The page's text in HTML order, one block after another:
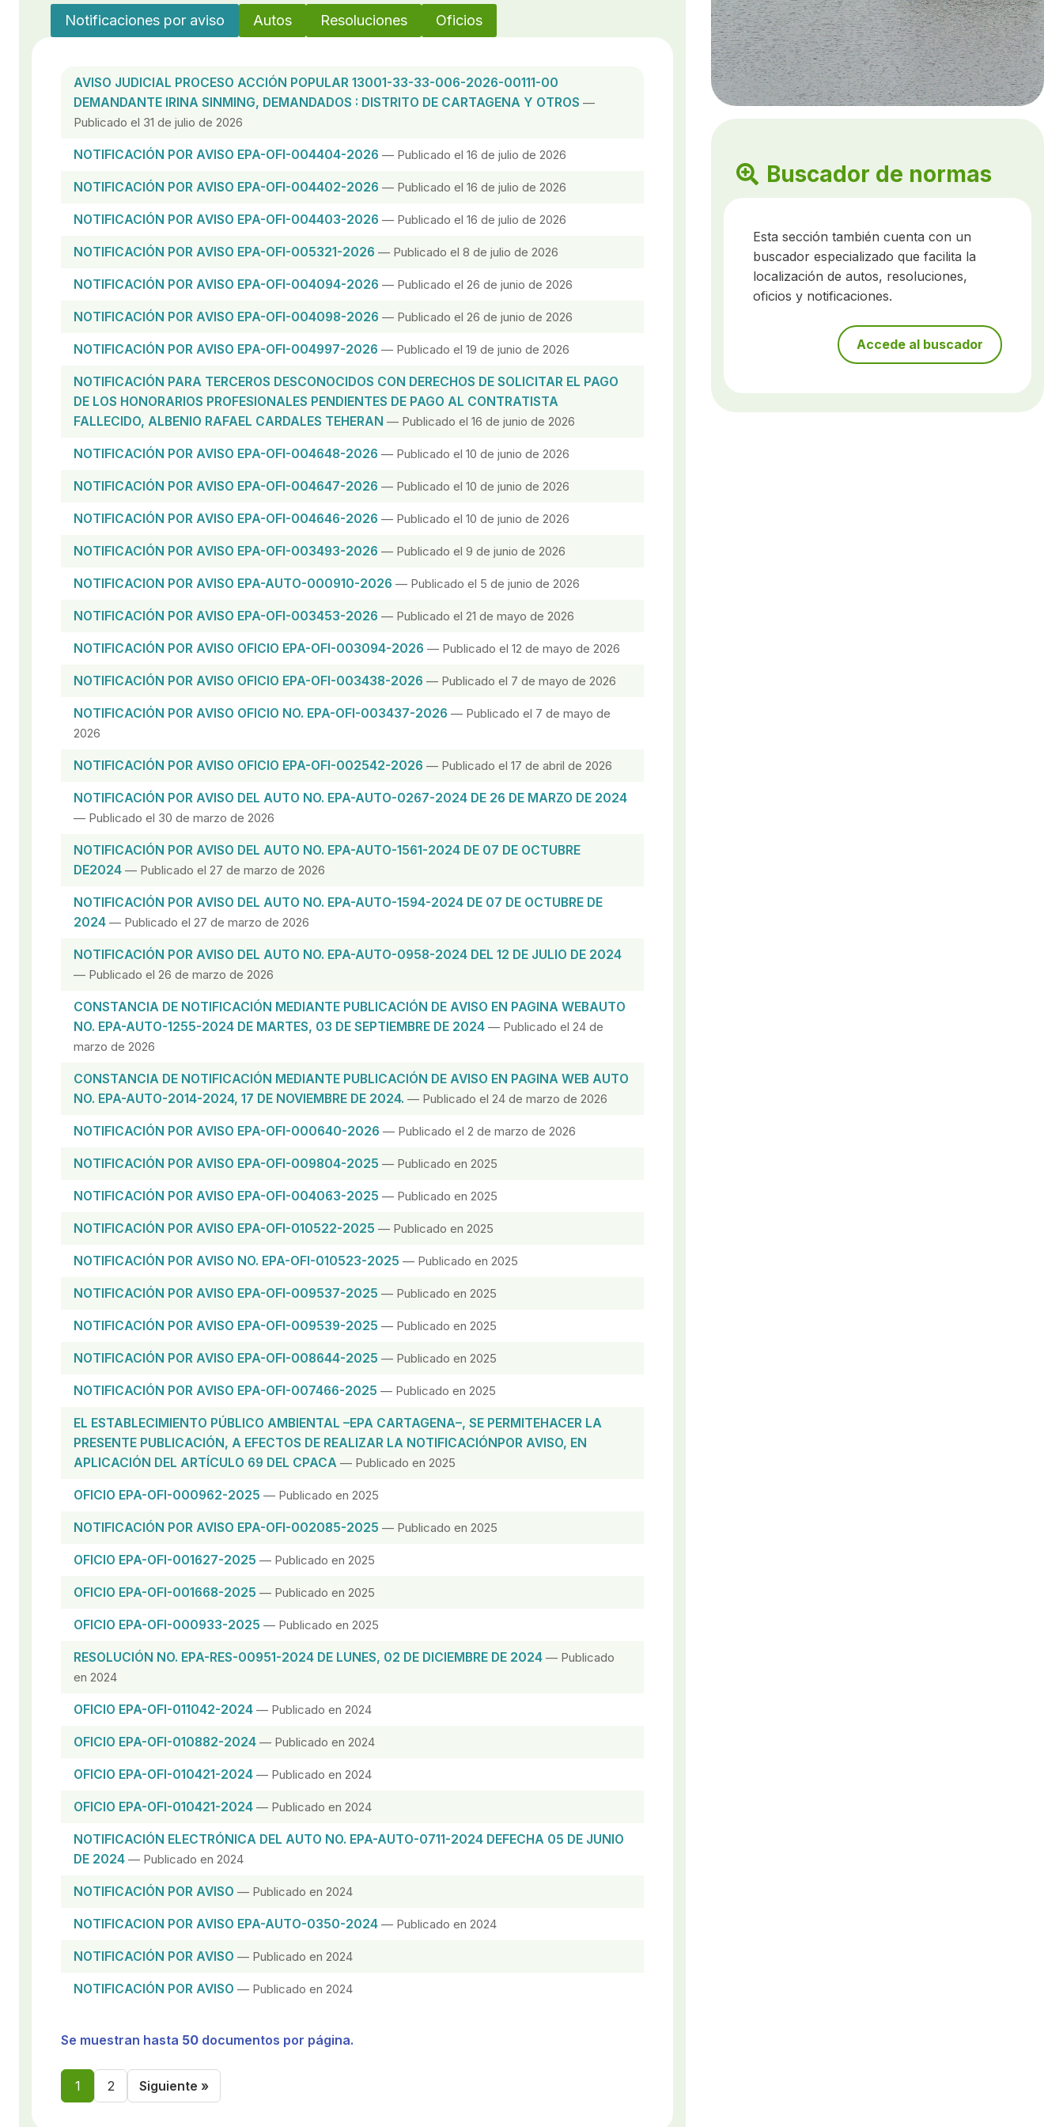
Notificaciones por aviso Autos Resoluciones Oficios
AVISO JUDICIAL PROCESO ACCIÓN POPULAR 13001-33-33-006-2026-00111-00
DEMANDANTE IRINA SINMING, DEMANDADOS : DISTRITO DE CARTAGENA Y OTROS —
Publicado el 31 de julio de 2026
NOTIFICACIÓN POR AVISO EPA-OFI-004404-2026 — Publicado el 16 de julio de 2026
NOTIFICACIÓN POR AVISO EPA-OFI-004402-2026 — Publicado el 16 de julio de 2026
NOTIFICACIÓN POR AVISO EPA-OFI-004403-2026 — Publicado el 16 de julio de 2026
NOTIFICACIÓN POR AVISO EPA-OFI-005321-2026 — Publicado el 8 de julio de 2026
NOTIFICACIÓN POR AVISO EPA-OFI-004094-2026 — Publicado el 26 de junio de 2026
NOTIFICACIÓN POR AVISO EPA-OFI-004098-2026 — Publicado el 26 de junio de 2026
NOTIFICACIÓN POR AVISO EPA-OFI-004997-2026 — Publicado el 19 de junio de 2026
NOTIFICACIÓN PARA TERCEROS DESCONOCIDOS CON DERECHOS DE SOLICITAR EL PAGO
DE LOS HONORARIOS PROFESIONALES PENDIENTES DE PAGO AL CONTRATISTA
FALLECIDO, ALBENIO RAFAEL CARDALES TEHERAN — Publicado el 16 de junio de 2026
NOTIFICACIÓN POR AVISO EPA-OFI-004648-2026 — Publicado el 10 de junio de 2026
NOTIFICACIÓN POR AVISO EPA-OFI-004647-2026 — Publicado el 10 de junio de 2026
NOTIFICACIÓN POR AVISO EPA-OFI-004646-2026 — Publicado el 10 de junio de 2026
NOTIFICACIÓN POR AVISO EPA-OFI-003493-2026 — Publicado el 9 de junio de 2026
NOTIFICACION POR AVISO EPA-AUTO-000910-2026 — Publicado el 5 de junio de 2026
NOTIFICACIÓN POR AVISO EPA-OFI-003453-2026 — Publicado el 21 de mayo de 2026
NOTIFICACIÓN POR AVISO OFICIO EPA-OFI-003094-2026 — Publicado el 12 de mayo de 2026
NOTIFICACIÓN POR AVISO OFICIO EPA-OFI-003438-2026 — Publicado el 7 de mayo de 2026
NOTIFICACIÓN POR AVISO OFICIO NO. EPA-OFI-003437-2026 — Publicado el 7 de mayo de
2026
NOTIFICACIÓN POR AVISO OFICIO EPA-OFI-002542-2026 — Publicado el 17 de abril de 2026
NOTIFICACIÓN POR AVISO DEL AUTO NO. EPA-AUTO-0267-2024 DE 26 DE MARZO DE 2024
— Publicado el 30 de marzo de 2026
NOTIFICACIÓN POR AVISO DEL AUTO NO. EPA-AUTO-1561-2024 DE 07 DE OCTUBRE
DE2024 — Publicado el 27 de marzo de 2026
NOTIFICACIÓN POR AVISO DEL AUTO NO. EPA-AUTO-1594-2024 DE 07 DE OCTUBRE DE
2024 — Publicado el 27 de marzo de 2026
NOTIFICACIÓN POR AVISO DEL AUTO NO. EPA-AUTO-0958-2024 DEL 12 DE JULIO DE 2024
— Publicado el 26 de marzo de 2026
CONSTANCIA DE NOTIFICACIÓN MEDIANTE PUBLICACIÓN DE AVISO EN PAGINA WEBAUTO
NO. EPA-AUTO-1255-2024 DE MARTES, 03 DE SEPTIEMBRE DE 2024 — Publicado el 24 de
marzo de 2026
CONSTANCIA DE NOTIFICACIÓN MEDIANTE PUBLICACIÓN DE AVISO EN PAGINA WEB AUTO
NO. EPA-AUTO-2014-2024, 17 DE NOVIEMBRE DE 2024. — Publicado el 24 de marzo de 2026
NOTIFICACIÓN POR AVISO EPA-OFI-000640-2026 — Publicado el 2 de marzo de 2026
NOTIFICACIÓN POR AVISO EPA-OFI-009804-2025 — Publicado en 2025
NOTIFICACIÓN POR AVISO EPA-OFI-004063-2025 — Publicado en 2025
NOTIFICACIÓN POR AVISO EPA-OFI-010522-2025 — Publicado en 2025
NOTIFICACIÓN POR AVISO NO. EPA-OFI-010523-2025 — Publicado en 2025
NOTIFICACIÓN POR AVISO EPA-OFI-009537-2025 — Publicado en 2025
NOTIFICACIÓN POR AVISO EPA-OFI-009539-2025 — Publicado en 2025
NOTIFICACIÓN POR AVISO EPA-OFI-008644-2025 — Publicado en 2025
NOTIFICACIÓN POR AVISO EPA-OFI-007466-2025 — Publicado en 2025
EL ESTABLECIMIENTO PÚBLICO AMBIENTAL –EPA CARTAGENA–, SE PERMITEHACER LA
PRESENTE PUBLICACIÓN, A EFECTOS DE REALIZAR LA NOTIFICACIÓNPOR AVISO, EN
APLICACIÓN DEL ARTÍCULO 69 DEL CPACA — Publicado en 2025
OFICIO EPA-OFI-000962-2025 — Publicado en 2025
NOTIFICACIÓN POR AVISO EPA-OFI-002085-2025 — Publicado en 2025
OFICIO EPA-OFI-001627-2025 — Publicado en 2025
OFICIO EPA-OFI-001668-2025 — Publicado en 2025
OFICIO EPA-OFI-000933-2025 — Publicado en 2025
RESOLUCIÓN NO. EPA-RES-00951-2024 DE LUNES, 02 DE DICIEMBRE DE 2024 — Publicado
en 2024
OFICIO EPA-OFI-011042-2024 — Publicado en 2024
OFICIO EPA-OFI-010882-2024 — Publicado en 2024
OFICIO EPA-OFI-010421-2024 — Publicado en 2024
OFICIO EPA-OFI-010421-2024 — Publicado en 2024
NOTIFICACIÓN ELECTRÓNICA DEL AUTO NO. EPA-AUTO-0711-2024 DEFECHA 05 DE JUNIO
DE 2024 — Publicado en 2024
NOTIFICACIÓN POR AVISO — Publicado en 2024
NOTIFICACION POR AVISO EPA-AUTO-0350-2024 — Publicado en 2024
NOTIFICACIÓN POR AVISO — Publicado en 2024
NOTIFICACIÓN POR AVISO — Publicado en 2024
Se muestran hasta 50 documentos por página.
1 2 Siguiente »
Buscador de normas
Esta sección también cuenta con un
buscador especializado que facilita la
localización de autos, resoluciones,
oficios y notificaciones.
Accede al buscador